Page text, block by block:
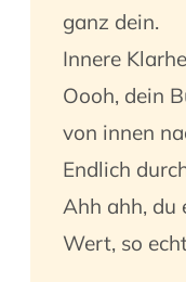
ganz dein.
Innere
Oooh, dein
von innen
Endlich
Ahh ahh, du
Wert, so